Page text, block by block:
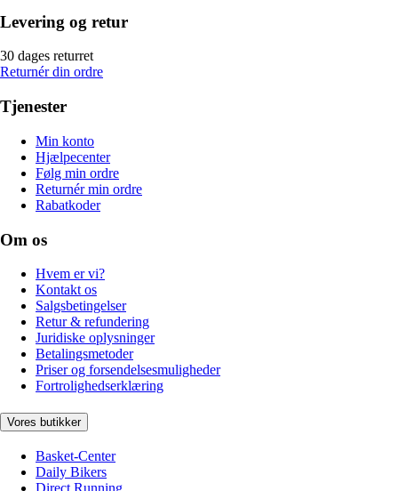
Levering og retur
30 dages returret
Returnér din ordre
Tjenester
Min konto
Hjælpecenter
Følg min ordre
Returnér min ordre
Rabatkoder
Om os
Hvem er vi?
Kontakt os
Salgsbetingelser
Retur & refundering
Juridiske oplysninger
Betalingsmetoder
Priser og forsendelsesmuligheder
Fortrolighedserklæring
Vores butikker
Basket-Center
Daily Bikers
Direct Running